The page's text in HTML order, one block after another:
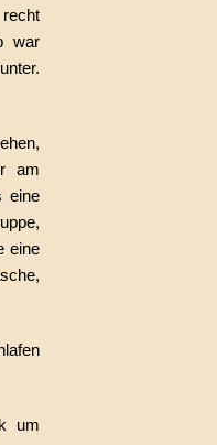
war
am
eine
eine
um